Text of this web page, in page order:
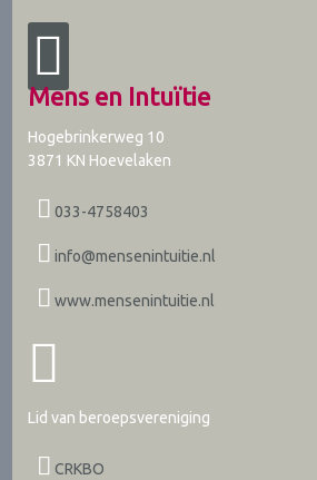
Mens en Intuïtie
Hogebrinkerweg 10
3871 KN Hoevelaken
033-4758403
info@mensenintuitie.nl
www.mensenintuitie.nl
Lid van beroepsvereniging
CRKBO